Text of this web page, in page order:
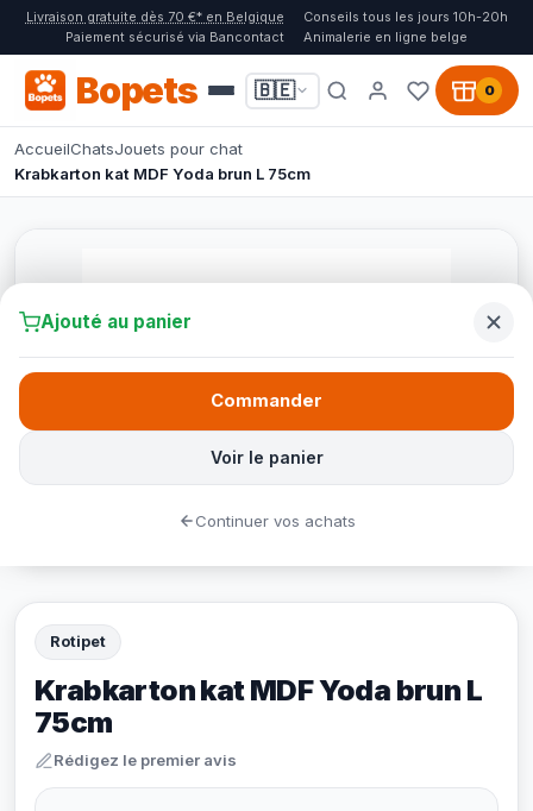
Livraison gratuite dès 70 €* en Belgique
Conseils tous les jours 10h-20h
Paiement sécurisé via Bancontact
Animalerie en ligne belge
Bopets 🇧🇪 0
AccueilChatsJouets pour chat
Krabkarton kat MDF Yoda brun L 75cm
Rotipet
Krabkarton kat MDF Yoda brun L
75cm
Rédigez le premier avis
Ajouté au panier
Voir le panier
Commander
Continuer vos achats